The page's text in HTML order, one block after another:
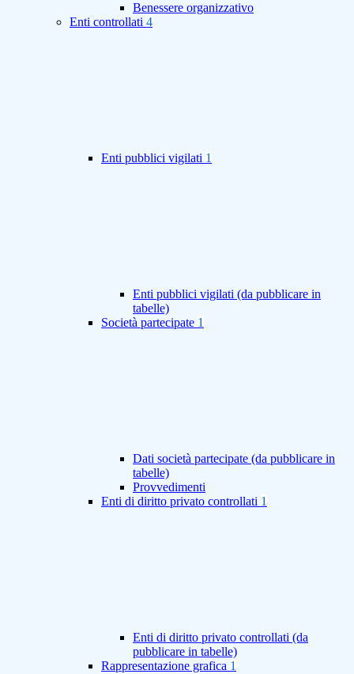
Benessere organizzativo
Enti controllati 4
Enti pubblici vigilati 1
Enti pubblici vigilati (da pubblicare in
tabelle)
Società partecipate 1
Dati società partecipate (da pubblicare in
tabelle)
Provvedimenti
Enti di diritto privato controllati 1
Enti di diritto privato controllati (da
pubblicare in tabelle)
Rappresentazione grafica 1